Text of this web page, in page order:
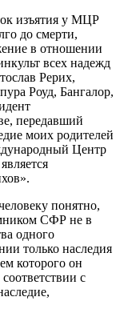
изъятия у МЦР
до смерти,
в отношении
всех надежд
Рерих,
Роуд, Бангалор,
передавший
моих родителей
Центр
понятно,
СФР не в
одного
только наследия
которого он
с